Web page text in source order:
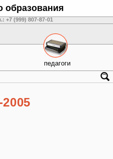
образования
+7 (999) 807-87-01
педагоги